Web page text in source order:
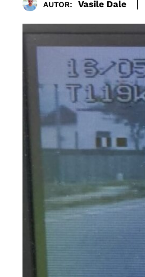
AUTOR: Vasile Dale